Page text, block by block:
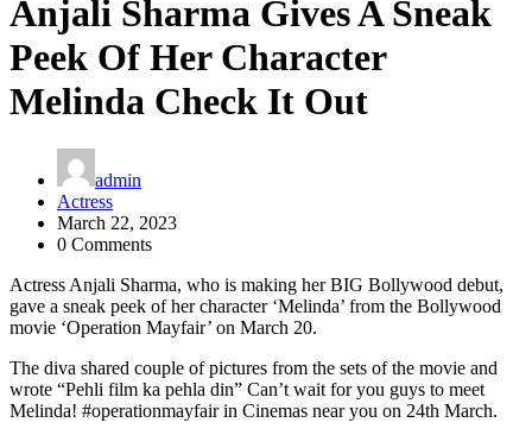
Anjali Sharma Gives A Sneak
Peek Of Her Character
Melinda Check It Out
admin
Actress
March 22, 2023
0 Comments
Actress Anjali Sharma, who is making her BIG Bollywood debut,
gave a sneak peek of her character ‘Melinda’ from the Bollywood
movie ‘Operation Mayfair’ on March 20.
The diva shared couple of pictures from the sets of the movie and
wrote “Pehli film ka pehla din” Can’t wait for you guys to meet
Melinda! #operationmayfair in Cinemas near you on 24th March.